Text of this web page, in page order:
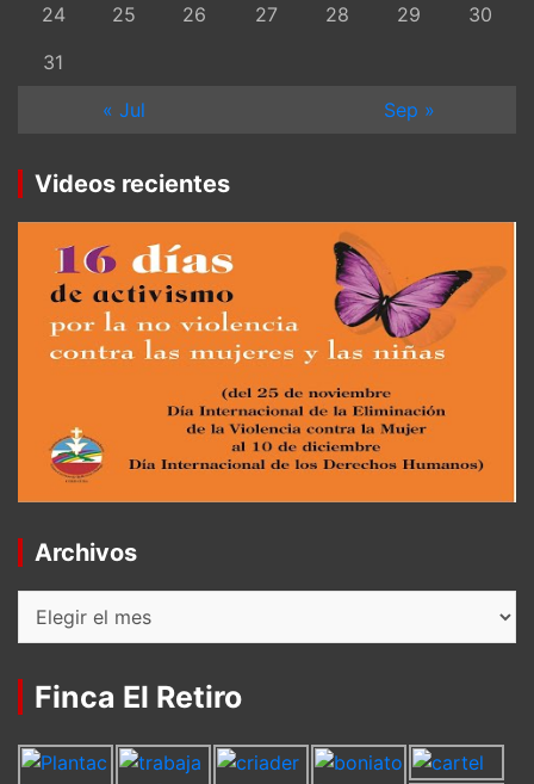
24 25 26 27 28 29
30
31
« Jul
Sep »
Videos recientes
Archivos
Finca El Retiro